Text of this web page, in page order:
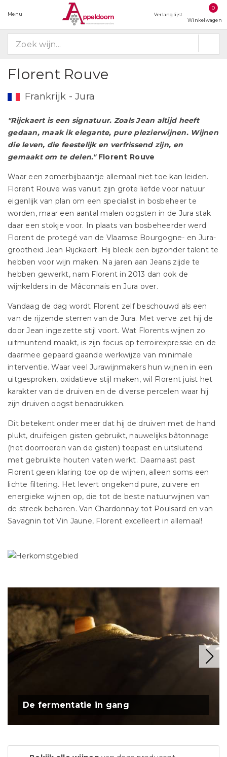
Menu Verlanglijst
0
Winkelwagen
Florent Rouve
Frankrijk - Jura
"Rijckaert is een signatuur. Zoals Jean altijd heeft
gedaan, maak ik elegante, pure plezierwijnen. Wijnen
die leven, die feestelijk en verfrissend zijn, en
gemaakt om te delen." Florent Rouve
Waar een zomerbijbaantje allemaal niet toe kan leiden.
Florent Rouve was vanuit zijn grote liefde voor natuur
eigenlijk van plan om een specialist in bosbeheer te
worden, maar een aantal malen oogsten in de Jura stak
daar een stokje voor. In plaats van bosbeheerder werd
Florent de protegé van de Vlaamse Bourgogne- en Jura-
grootheid Jean Rijckaert. Hij bleek een bijzonder talent te
hebben voor wijn maken. Na jaren aan Jeans zijde te
hebben gewerkt, nam Florent in 2013 dan ook de
wijnkelders in de Mâconnais en Jura over.
Vandaag de dag wordt Florent zelf beschouwd als een
van de rijzende sterren van de Jura. Met verve zet hij de
door Jean ingezette stijl voort. Wat Florents wijnen zo
uitmuntend maakt, is zijn focus op terroirexpressie en de
daarmee gepaard gaande werkwijze van minimale
interventie. Waar veel Jurawijnmakers hun wijnen in een
uitgesproken, oxidatieve stijl maken, wil Florent juist het
karakter van de druiven en de diverse percelen waar hij
zijn druiven oogst benadrukken.
Dit betekent onder meer dat hij de druiven met de hand
plukt, druifeigen gisten gebruikt, nauwelijks bâtonnage
(het doorroeren van de gisten) toepast en uitsluitend
met gebruikte houten vaten werkt. Daarnaast past
Florent geen klaring toe op de wijnen, alleen soms een
lichte filtering. Het levert ongekend pure, zuivere en
energieke wijnen op, die tot de beste natuurwijnen van
de streek behoren. Van Chardonnay tot Poulsard en van
Savagnin tot Vin Jaune, Florent excelleert in allemaal!
De fermentatie in gang